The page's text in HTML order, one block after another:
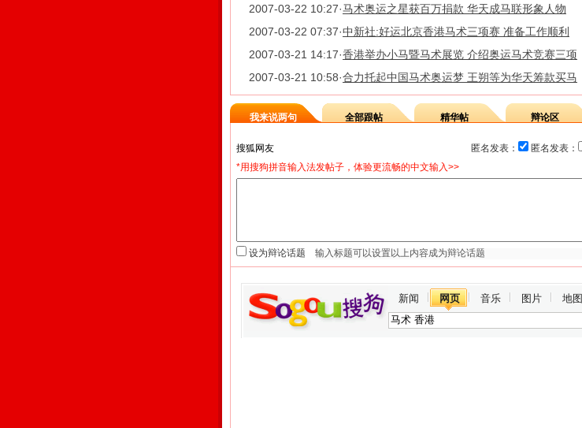
2007-03-22 10:27·马术奥运之星获百万捐款 华天成马联形象人物
2007-03-22 07:37·中新社:好运北京香港马术三项赛 准备工作顺利
2007-03-21 14:17·香港举办小马暨马术展览 介绍奥运马术竞赛三项
2007-03-21 10:58·合力托起中国马术奥运梦 王朔等为华天筹款买马
我来说两句 全部跟帖 精华帖
辩论区
匿名发表：
匿名发表：
*用搜狗拼音输入法发帖子，体验更流畅的中文输入>>
设为辩论话题
新闻 网页 音乐 图片 地图